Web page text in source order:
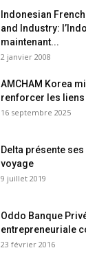
Indonesian
and Industry:
maintenant...
2 janvier 2008
AMCHAM Korea
renforcer les
16 septembre 2025
Delta présente
voyage
9 juillet 2019
Oddo Banque
entrepreneuriale
23 février 2016